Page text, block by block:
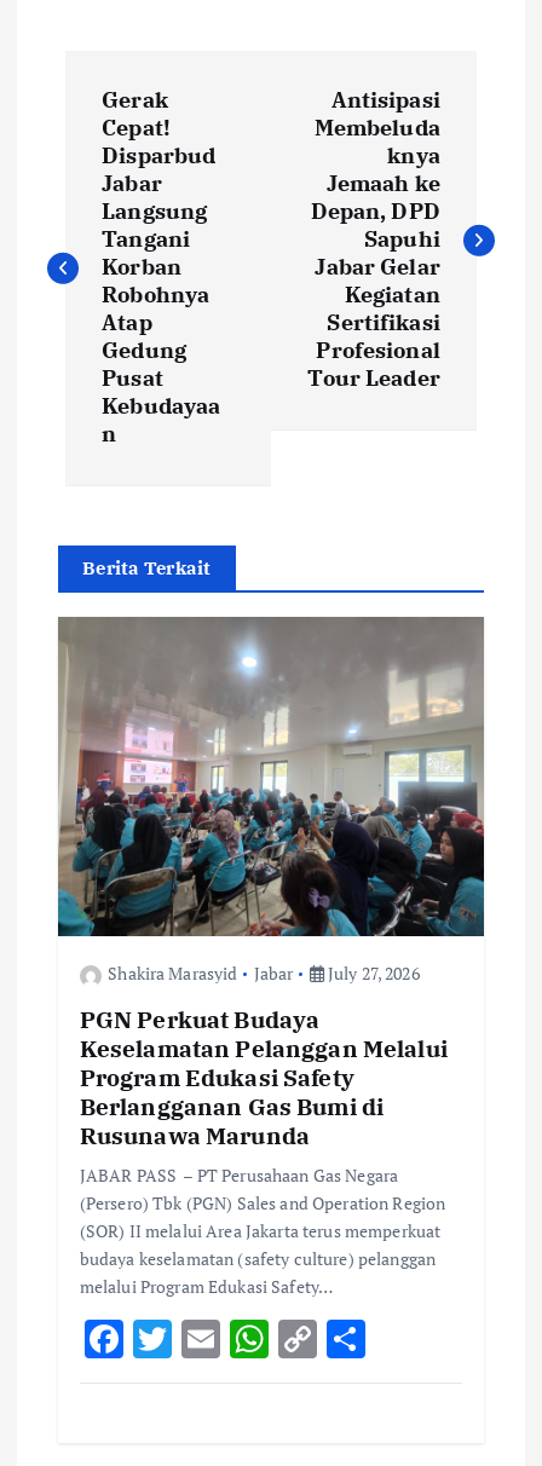
t
g
a
o
n
Gerak
Cepat!
Disparbud
Jabar
Langsung
Tangani
Korban
Robohnya
Atap
Gedung
Pusat
Kebudayaa
n
Antisipasi
Membeluda
knya
Jemaah ke
Depan, DPD
Sapuhi
Jabar Gelar
Kegiatan
Sertifikasi
Profesional
Tour Leader
Berita Terkait
Shakira Marasyid Jabar July 27, 2026
PGN Perkuat Budaya
Keselamatan Pelanggan Melalui
Program Edukasi Safety
Berlangganan Gas Bumi di
Rusunawa Marunda
JABAR PASS – PT Perusahaan Gas Negara
(Persero) Tbk (PGN) Sales and Operation Region
(SOR) II melalui Area Jakarta terus memperkuat
budaya keselamatan (safety culture) pelanggan
melalui Program Edukasi Safety…
F
ac
T
w
E
m
W
h
C
o
S
h